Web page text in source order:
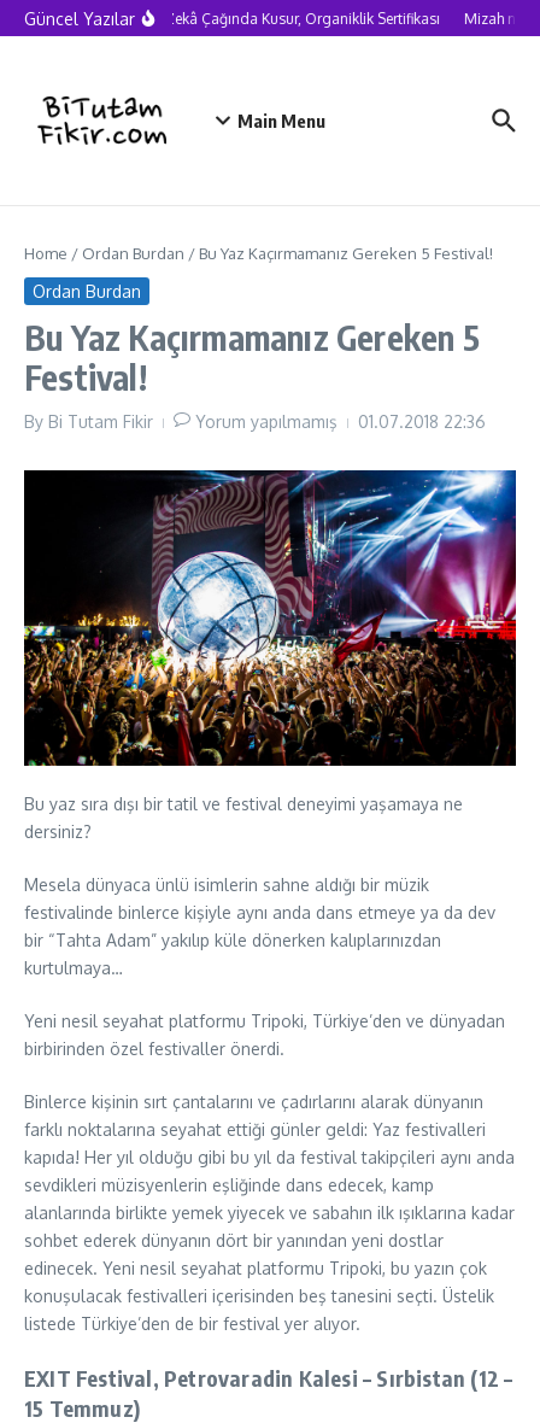
Skip to content
Güncel YazılarYapay Zekâ Çağında Kusur, Organiklik Sertifikası Mizah
Main Menu
Home / Ordan Burdan / Bu Yaz Kaçırmamanız Gereken 5 Festival!
Ordan Burdan
Bu Yaz Kaçırmamanız Gereken 5
Festival!
By Bi Tutam Fikir Yorum yapılmamış 01.07.2018 22:36
Bu yaz sıra dışı bir tatil ve festival deneyimi yaşamaya ne
dersiniz?
Mesela dünyaca ünlü isimlerin sahne aldığı bir müzik
festivalinde binlerce kişiyle aynı anda dans etmeye ya da dev
bir “Tahta Adam” yakılıp küle dönerken kalıplarınızdan
kurtulmaya…
Yeni nesil seyahat platformu Tripoki, Türkiye’den ve dünyadan
birbirinden özel festivaller önerdi.
Binlerce kişinin sırt çantalarını ve çadırlarını alarak dünyanın
farklı noktalarına seyahat ettiği günler geldi: Yaz festivalleri
kapıda! Her yıl olduğu gibi bu yıl da festival takipçileri aynı anda
sevdikleri müzisyenlerin eşliğinde dans edecek, kamp
alanlarında birlikte yemek yiyecek ve sabahın ilk ışıklarına kadar
sohbet ederek dünyanın dört bir yanından yeni dostlar
edinecek. Yeni nesil seyahat platformu Tripoki, bu yazın çok
konuşulacak festivalleri içerisinden beş tanesini seçti. Üstelik
listede Türkiye’den de bir festival yer alıyor.
EXIT Festival, Petrovaradin Kalesi – Sırbistan (12 –
15 Temmuz)